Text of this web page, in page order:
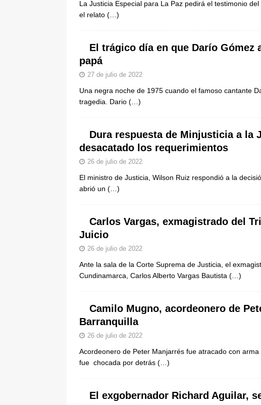
[ 8 de agosto de 2026 ] Epa Colombia fue
La Justicia Especial para La Paz pedirá el testimonio
el relato (…)
El trágico día en que Darío Gómez
papá
27 de julio de 2022
Una negra noche de 1975 cuando el famoso cantante
tragedia. Dario (…)
Dura respuesta de Minjusticia a la
desacatado los requerimientos
26 de julio de 2022
El ministro de Justicia, Wilson Ruiz respondió a la
abrió un (…)
Carlos Vargas, exmagistrado del
Juicio
26 de julio de 2022
Ante la sala de la Corte Suprema de Justicia, el
Cundinamarca, Carlos Alberto Vargas Bautista (…)
Camilo Mugno, acordeonero de
Barranquilla
26 de julio de 2022
Acordeonero de Peter Manjarrés fue atracado con
fue chocada por detrás (…)
El exgobernador Richard Aguilar,